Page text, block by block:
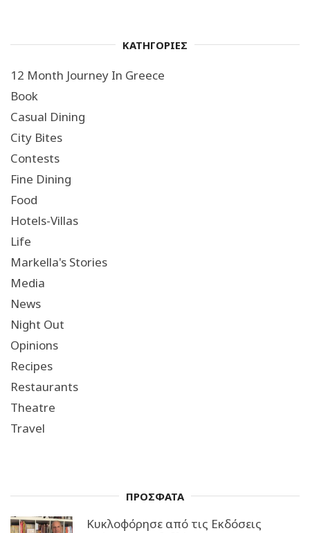
ΚΑΤΗΓΟΡΙΕΣ
12 Month Journey In Greece
Book
Casual Dining
City Bites
Contests
Fine Dining
Food
Hotels-Villas
Life
Markella's Stories
Media
News
Night Out
Opinions
Recipes
Restaurants
Theatre
Travel
ΠΡΟΣΦΑΤΑ
Κυκλοφόρησε από τις Εκδόσεις